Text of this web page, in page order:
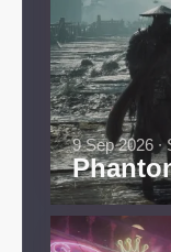
9 Sep 2026